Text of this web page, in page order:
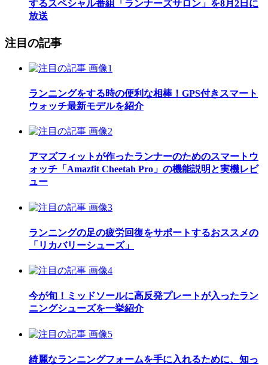
するスペシャル番組「ランナーズサロン」を8月2日に
放送
注目の記事
ランニングをする時の便利な相棒！GPS付きスマート
ウォッチ最新モデルを紹介
アマズフィットが作ったランナーのためのスマートウ
ォッチ「Amazfit Cheetah Pro」の機能説明と実機レビ
ュー
ランニングの足の疲労回復をサポートするおススメの
「リカバリーシューズ」
今が旬！ミッドソールに高反発プレートが入ったラン
ニングシューズを一挙紹介
綺麗なランニングフォームを手に入れるために、知っ